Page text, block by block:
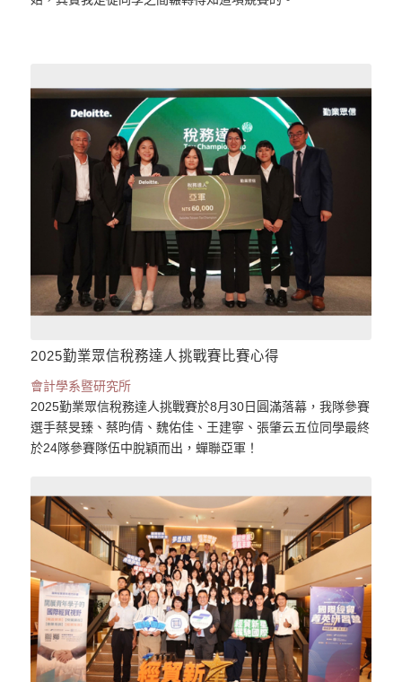
2025勤業眾信稅務達人挑戰賽比賽心得
會計學系暨研究所
2025勤業眾信稅務達人挑戰賽於8月30日圓滿落幕，我隊參賽
選手蔡旻臻、蔡昀倩、魏佑佳、王建寧、張肇云五位同學最終
於24隊參賽隊伍中脫穎而出，蟬聯亞軍！